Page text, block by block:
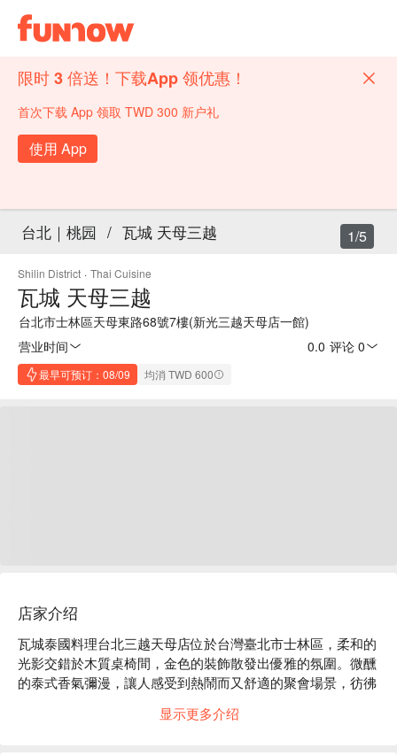
限时 3 倍送！下载App 领优惠！
首次下载 App 领取 TWD 300 新户礼
使用 App
台北｜桃园 / 瓦城 天母三越
Shilin District · Thai Cuisine
瓦城 天母三越
台北市士林區天母東路68號7樓(新光三越天母店一館)
营业时间
0.0 评论 0
最早可预订：08/09 均消 TWD 600
1/5
店家介绍
瓦城泰國料理台北三越天母店位於台灣臺北市士林區，柔和的
光影交錯於木質桌椅間，金色的裝飾散發出優雅的氛圍。微醺
的泰式香氣彌漫，讓人感受到熱鬧而又舒適的聚會場景，彷彿
显示更多介绍